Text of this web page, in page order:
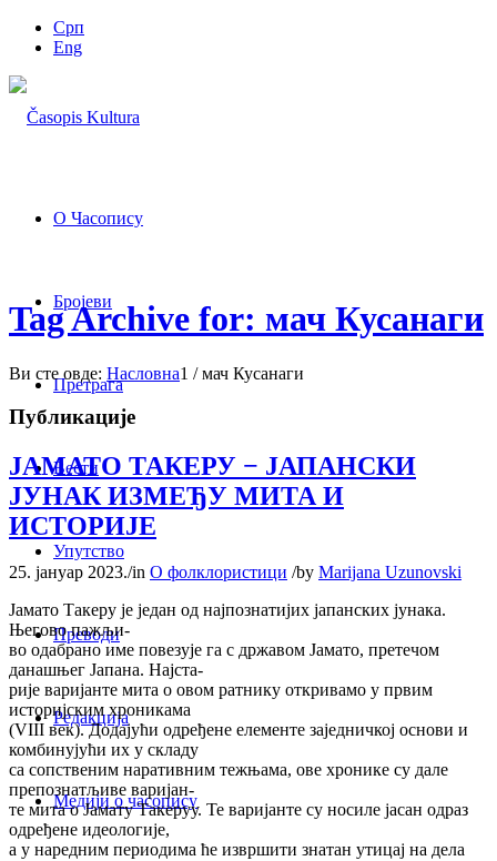
Срп
Eng
О Часопису
Бројеви
Претрага
Вести
Упутство
Преводи
Редакција
Медији о часопису
Tag Archive for: мач Кусанаги
Ви сте овде: Насловна1 / мач Кусанаги
Публикације
ЈАМАТО ТАКЕРУ − ЈАПАНСКИ
ЈУНАК ИЗМЕЂУ МИТА И
ИСТОРИЈЕ
25. јануар 2023./in О фолклористици /by Marijana Uzunovski
Јамато Такеру је један од најпознатијих јапанских јунака.
Његово пажљи-
во одабрано име повезује га с државом Јамато, претечом
данашњег Јапана. Најста-
рије варијанте мита о овом ратнику откривамо у првим
историјским хроникама
(VIII век). Додајући одређене елементе заједничкој основи и
комбинујући их у складу
са сопственим наративним тежњама, ове хронике су дале
препознатљиве варијан-
те мита о Јамату Такеруу. Те варијанте су носиле јасан одраз
одређене идеологије,
а у наредним периодима ће извршити знатан утицај на дела